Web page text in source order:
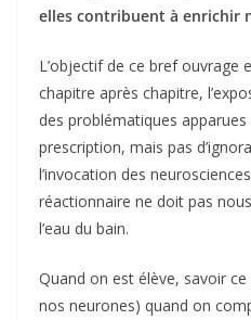
elles contribuent à enrichir
L’objectif de ce bref ouvrage
chapitre après chapitre,
des problématiques
prescription, mais pas
l’invocation des
réactionnaire ne doit pas
l’eau du bain.
Quand on est élève, savoir
nos neurones) quand on